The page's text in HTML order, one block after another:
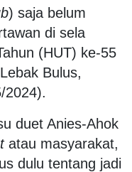
) saja belum
di sela
(HUT) ke-55
Bulus,
2024).
duet Anies-Ahok
atau masyarakat,
dulu tentang jadi